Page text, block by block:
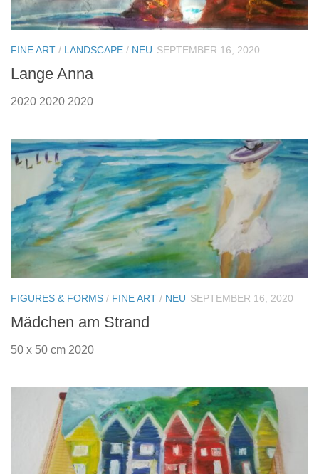
FINE ART / LANDSCAPE / NEU SEPTEMBER 16, 2020
Lange Anna
2020 2020 2020
FIGURES & FORMS / FINE ART / NEU SEPTEMBER 16, 2020
Mädchen am Strand
50 x 50 cm 2020